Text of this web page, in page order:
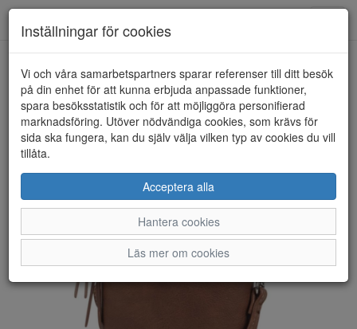
HEM ULRIKA DESIGN
Inställningar för cookies
Vi och våra samarbetspartners sparar referenser till ditt besök
på din enhet för att kunna erbjuda anpassade funktioner,
spara besöksstatistik och för att möjliggöra personifierad
marknadsföring. Utöver nödvändiga cookies, som krävs för
sida ska fungera, kan du själv välja vilken typ av cookies du vill
tillåta.
Acceptera alla
Hantera cookies
Läs mer om cookies